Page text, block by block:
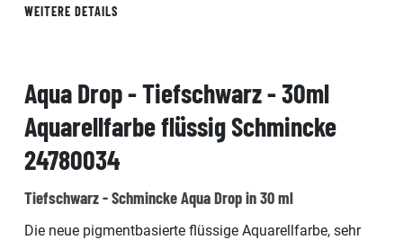
WEITERE DETAILS
Aqua Drop - Tiefschwarz - 30ml
Aquarellfarbe flüssig Schmincke
24780034
Tiefschwarz - Schmincke Aqua Drop in 30 ml
Die neue pigmentbasierte flüssige Aquarellfarbe, sehr